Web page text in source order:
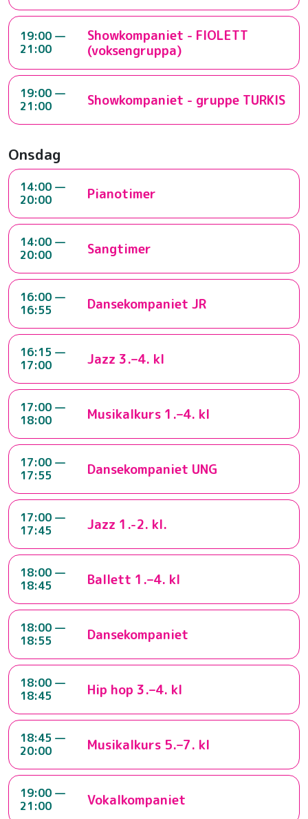
19:00 —
21:00
Showkompaniet - FIOLETT
(voksengruppa)
19:00 —
21:00
Showkompaniet - gruppe TURKIS
Onsdag
14:00 —
20:00
Pianotimer
14:00 —
20:00
Sangtimer
16:00 —
16:55
Dansekompaniet JR
16:15 —
17:00
Jazz 3.–4. kl
17:00 —
18:00
Musikalkurs 1.–4. kl
17:00 —
17:55
Dansekompaniet UNG
17:00 —
17:45
Jazz 1.-2. kl.
18:00 —
18:45
Ballett 1.–4. kl
18:00 —
18:55
Dansekompaniet
18:00 —
18:45
Hip hop 3.–4. kl
18:45 —
20:00
Musikalkurs 5.–7. kl
19:00 —
21:00
Vokalkompaniet